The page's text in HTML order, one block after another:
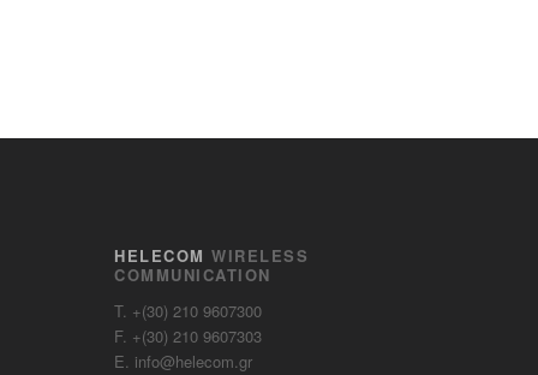
HELECOM WIRELESS
COMMUNICATION
T. +(30) 210 9607300
F. +(30) 210 9607303
E. info@helecom.gr